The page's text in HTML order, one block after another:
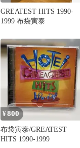
GREATEST HITS 1990-
1999 布袋寅泰
¥800
布袋寅泰/GREATEST
HITS 1990-1999